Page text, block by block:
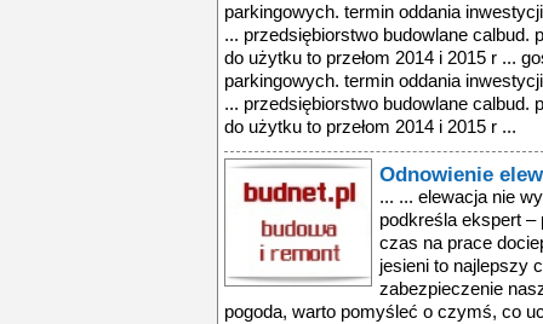
parkingowych. termin oddania
... przedsiębiorstwo budowlane calbud.
do użytku to przełom 2014 i 2015 r ...
parkingowych. termin oddania
... przedsiębiorstwo budowlane calbud.
do użytku to przełom 2014 i 2015 r ...
Odnowienie
... ... elewacja nie
podkreśla ekspert –
czas na prace
jesieni to najlepszy
zabezpieczenie
pogoda, warto pomyśleć o czymś, co